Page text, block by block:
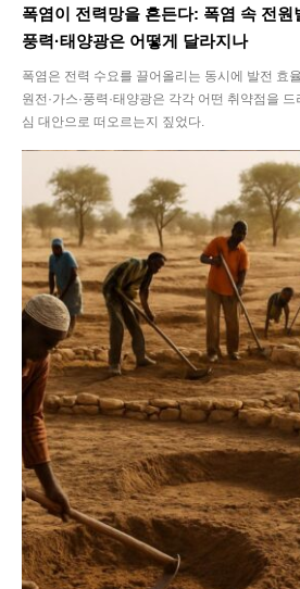
폭염이 전력망을 흔든다: 폭염 속 전원
풍력·태양광은 어떻게 달라지나
폭염은 전력 수요를 끌어올리는 동시에 발전 효
원전·가스·풍력·태양광은 각각 어떤 취약점을
심 대안으로 떠오르는지 짚었다.